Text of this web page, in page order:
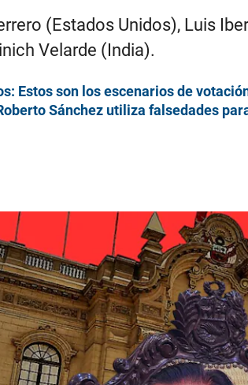
(Estados Unidos), Luis
Velarde (India).
Estos son los escenarios de
Sánchez utiliza falsedades